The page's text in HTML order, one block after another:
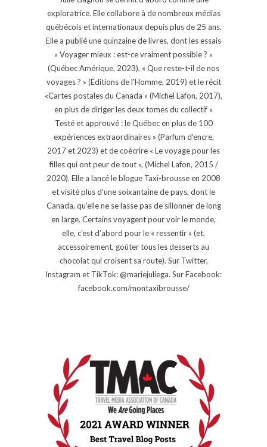
exploratrice. Elle collabore à de nombreux médias
québécois et internationaux depuis plus de 25 ans.
Elle a publié une quinzaine de livres, dont les essais
« Voyager mieux : est-ce vraiment possible ? »
(Québec Amérique, 2023), « Que reste-t-il de nos
voyages ? » (Éditions de l'Homme, 2019) et le récit
«Cartes postales du Canada » (Michel Lafon, 2017),
en plus de diriger les deux tomes du collectif «
Testé et approuvé : le Québec en plus de 100
expériences extraordinaires » (Parfum d'encre,
2017 et 2023) et de coécrire « Le voyage pour les
filles qui ont peur de tout », (Michel Lafon, 2015 /
2020). Elle a lancé le blogue Taxi-brousse en 2008
et visité plus d'une soixantaine de pays, dont le
Canada, qu'elle ne se lasse pas de sillonner de long
en large. Certains voyagent pour voir le monde,
elle, c’est d’abord pour le « ressentir » (et,
accessoirement, goûter tous les desserts au
chocolat qui croisent sa route). Sur Twitter,
Instagram et TikTok: @mariejuliega. Sur Facebook:
facebook.com/montaxibrousse/